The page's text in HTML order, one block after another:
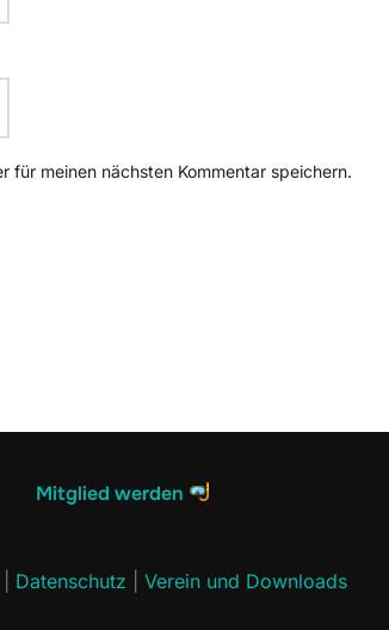
für meinen nächsten Kommentar speichern.
Mitglied werden
Datenschutz Verein und Downloads